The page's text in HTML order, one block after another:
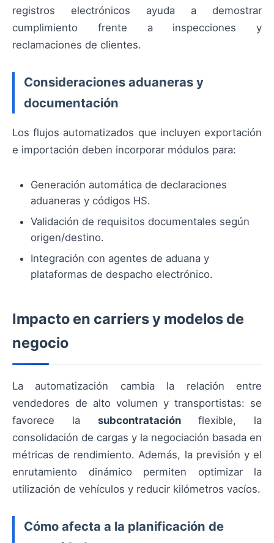
registros electrónicos ayuda a demostrar
cumplimiento frente a inspecciones y
reclamaciones de clientes.
Consideraciones aduaneras y
documentación
Los flujos automatizados que incluyen exportación
e importación deben incorporar módulos para:
Generación automática de declaraciones
aduaneras y códigos HS.
Validación de requisitos documentales según
origen/destino.
Integración con agentes de aduana y
plataformas de despacho electrónico.
Impacto en carriers y modelos de
negocio
La automatización cambia la relación entre
vendedores de alto volumen y transportistas: se
favorece la subcontrataciónflexible, la
consolidación de cargas y la negociación basada en
métricas de rendimiento. Además, la previsión y el
enrutamiento dinámico permiten optimizar la
utilización de vehículos y reducir kilómetros vacíos.
Cómo afecta a la planificación de